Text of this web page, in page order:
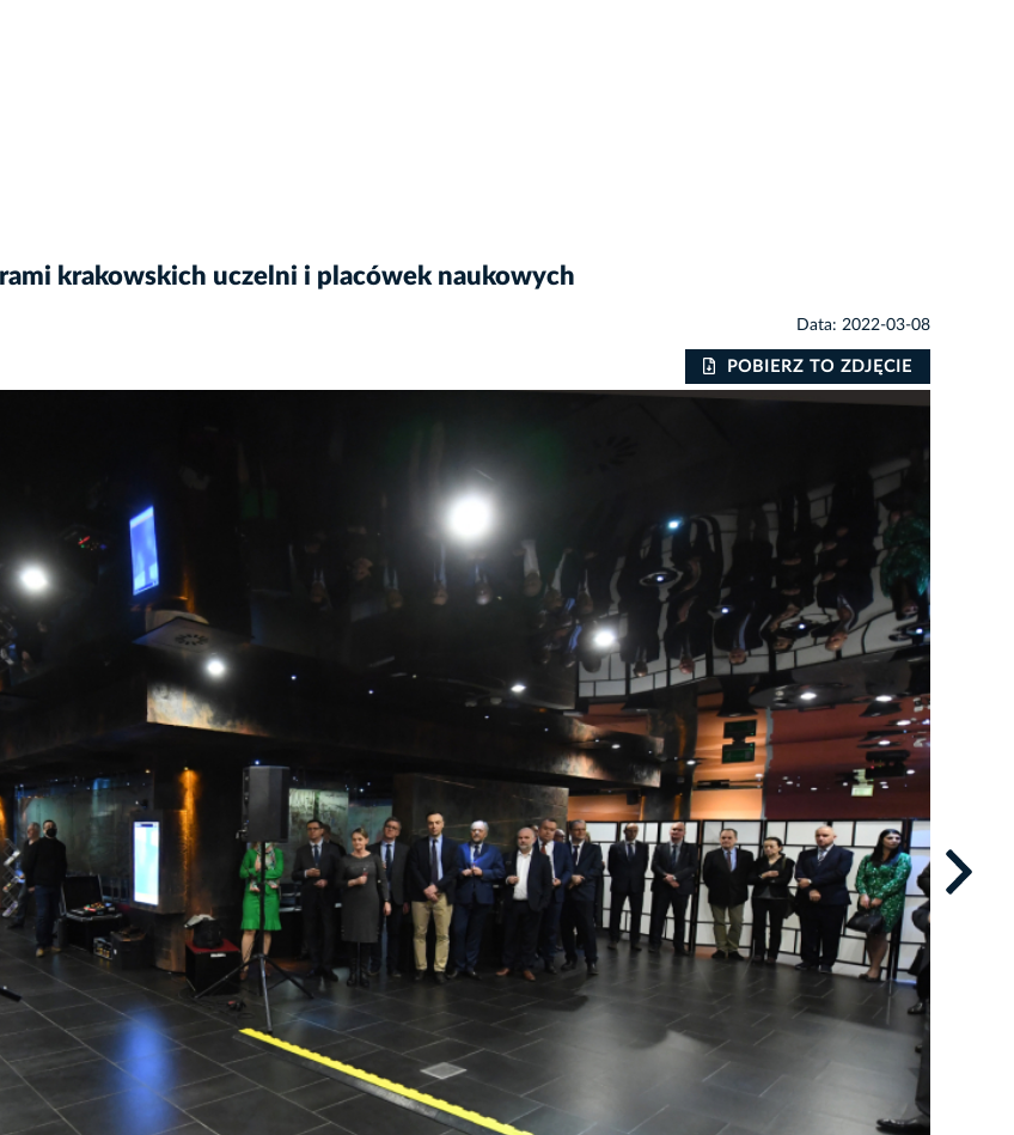
krakowskich uczelni i placówek naukowych
Data: 2022-03-08
POBIERZ TO ZDJĘCIE